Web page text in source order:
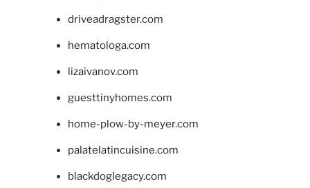
driveadragster.com
hematologa.com
lizaivanov.com
guesttinyhomes.com
home-plow-by-meyer.com
palatelatincuisine.com
blackdoglegacy.com